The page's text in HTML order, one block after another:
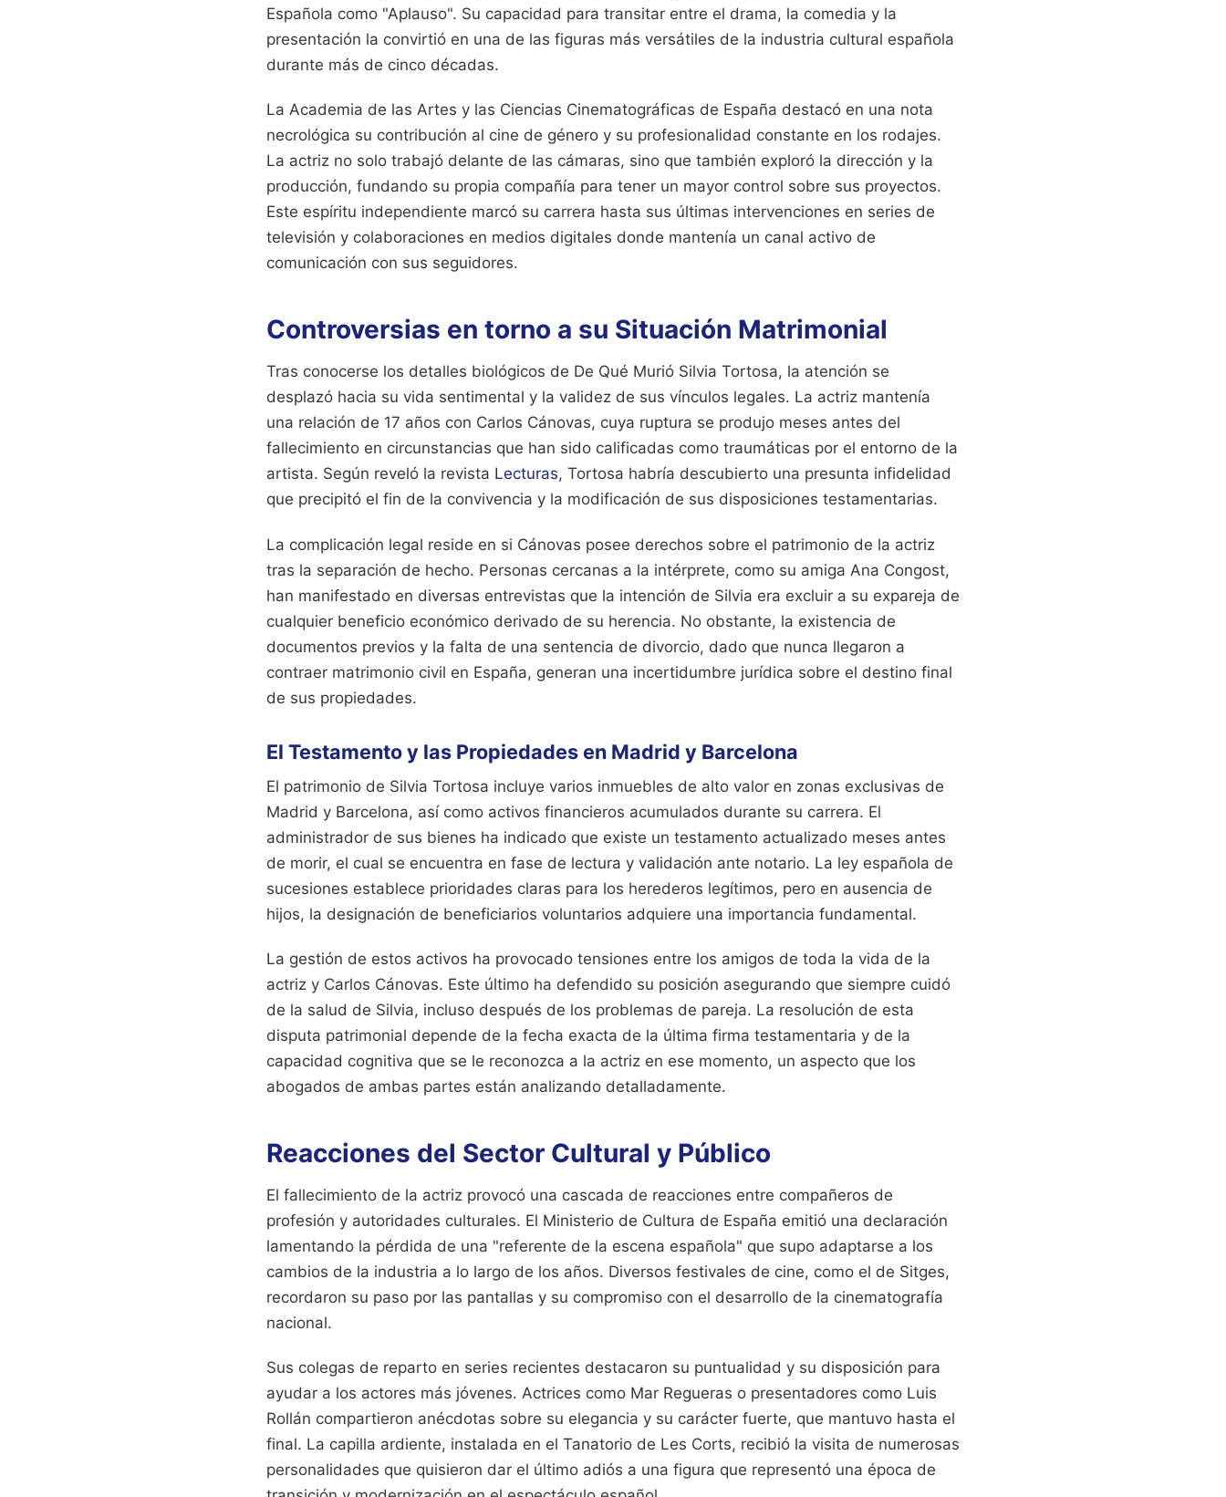
Española como "Aplauso". Su capacidad para transitar entre el drama, la comedia y la
presentación la convirtió en una de las figuras más versátiles de la industria cultural española
durante más de cinco décadas.
La Academia de las Artes y las Ciencias Cinematográficas de España destacó en una nota
necrológica su contribución al cine de género y su profesionalidad constante en los rodajes.
La actriz no solo trabajó delante de las cámaras, sino que también exploró la dirección y la
producción, fundando su propia compañía para tener un mayor control sobre sus proyectos.
Este espíritu independiente marcó su carrera hasta sus últimas intervenciones en series de
televisión y colaboraciones en medios digitales donde mantenía un canal activo de
comunicación con sus seguidores.
Controversias en torno a su Situación Matrimonial
Tras conocerse los detalles biológicos de De Qué Murió Silvia Tortosa, la atención se
desplazó hacia su vida sentimental y la validez de sus vínculos legales. La actriz mantenía
una relación de 17 años con Carlos Cánovas, cuya ruptura se produjo meses antes del
fallecimiento en circunstancias que han sido calificadas como traumáticas por el entorno de la
artista. Según reveló la revista Lecturas, Tortosa habría descubierto una presunta infidelidad
que precipitó el fin de la convivencia y la modificación de sus disposiciones testamentarias.
La complicación legal reside en si Cánovas posee derechos sobre el patrimonio de la actriz
tras la separación de hecho. Personas cercanas a la intérprete, como su amiga Ana Congost,
han manifestado en diversas entrevistas que la intención de Silvia era excluir a su expareja de
cualquier beneficio económico derivado de su herencia. No obstante, la existencia de
documentos previos y la falta de una sentencia de divorcio, dado que nunca llegaron a
contraer matrimonio civil en España, generan una incertidumbre jurídica sobre el destino final
de sus propiedades.
El Testamento y las Propiedades en Madrid y Barcelona
El patrimonio de Silvia Tortosa incluye varios inmuebles de alto valor en zonas exclusivas de
Madrid y Barcelona, así como activos financieros acumulados durante su carrera. El
administrador de sus bienes ha indicado que existe un testamento actualizado meses antes
de morir, el cual se encuentra en fase de lectura y validación ante notario. La ley española de
sucesiones establece prioridades claras para los herederos legítimos, pero en ausencia de
hijos, la designación de beneficiarios voluntarios adquiere una importancia fundamental.
La gestión de estos activos ha provocado tensiones entre los amigos de toda la vida de la
actriz y Carlos Cánovas. Este último ha defendido su posición asegurando que siempre cuidó
de la salud de Silvia, incluso después de los problemas de pareja. La resolución de esta
disputa patrimonial depende de la fecha exacta de la última firma testamentaria y de la
capacidad cognitiva que se le reconozca a la actriz en ese momento, un aspecto que los
abogados de ambas partes están analizando detalladamente.
Reacciones del Sector Cultural y Público
El fallecimiento de la actriz provocó una cascada de reacciones entre compañeros de
profesión y autoridades culturales. El Ministerio de Cultura de España emitió una declaración
lamentando la pérdida de una "referente de la escena española" que supo adaptarse a los
cambios de la industria a lo largo de los años. Diversos festivales de cine, como el de Sitges,
recordaron su paso por las pantallas y su compromiso con el desarrollo de la cinematografía
nacional.
Sus colegas de reparto en series recientes destacaron su puntualidad y su disposición para
ayudar a los actores más jóvenes. Actrices como Mar Regueras o presentadores como Luis
Rollán compartieron anécdotas sobre su elegancia y su carácter fuerte, que mantuvo hasta el
final. La capilla ardiente, instalada en el Tanatorio de Les Corts, recibió la visita de numerosas
personalidades que quisieron dar el último adiós a una figura que representó una época de